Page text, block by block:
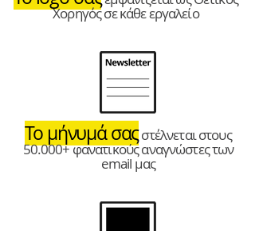
Χορηγός σε κάθε εργαλείο
Το μήνυμά σαςστέλνεται στους
50.000+ φανατικούς αναγνώστες των
email μας